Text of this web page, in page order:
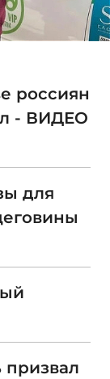
россиян
- ВИДЕО
для
призвал